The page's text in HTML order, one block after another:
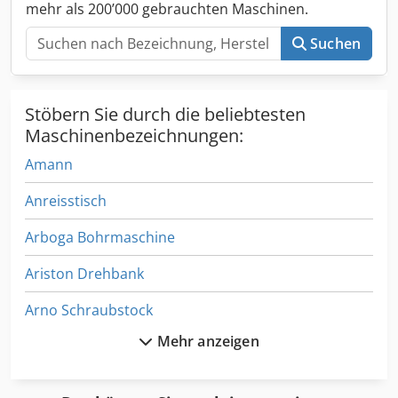
mehr als 200’000 gebrauchten Maschinen.
Suchen
Stöbern Sie durch die beliebtesten
Maschinenbezeichnungen:
Amann
Anreisstisch
Arboga Bohrmaschine
Ariston Drehbank
Arno Schraubstock
Mehr anzeigen